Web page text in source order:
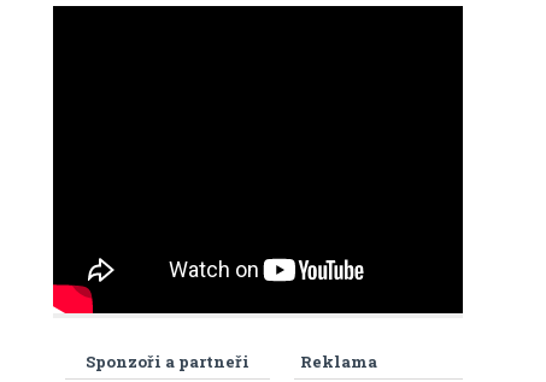
Reklama
Sponzoři a partneři